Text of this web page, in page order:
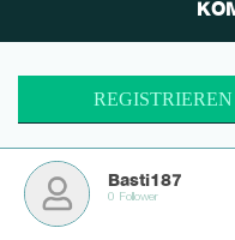
Basti187
0 Follower